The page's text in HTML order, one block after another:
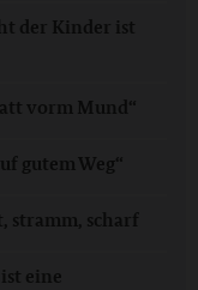
der Kinder ist
vorm Mund“
gutem Weg“
stramm, scharf
eine